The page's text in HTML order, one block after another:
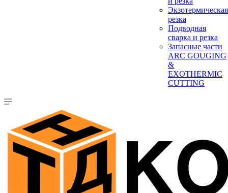
Экзотермическая
резка
Подводная
сварка и резка
Запасные части
ARC GOUGING
&
EXOTHERMIC
CUTTING